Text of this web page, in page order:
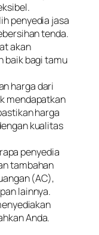
penyedia jasa
tenda.
akan
baik bagi tamu
harga dari
mendapatkan
harga
kualitas
penyedia
tambahan
(AC),
lainnya.
Anda.